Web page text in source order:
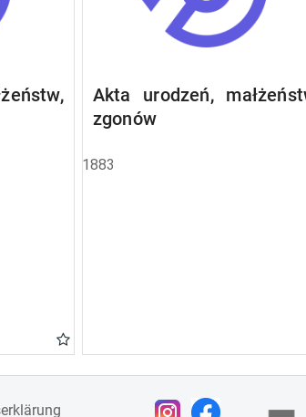
Akta urodzeń,
zgonów
1883